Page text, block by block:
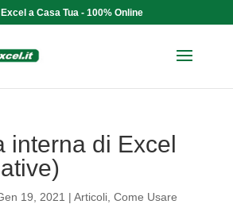
a Casa Tua - 100% Online
interna di Excel
19, 2021 | Articoli, Come Usare